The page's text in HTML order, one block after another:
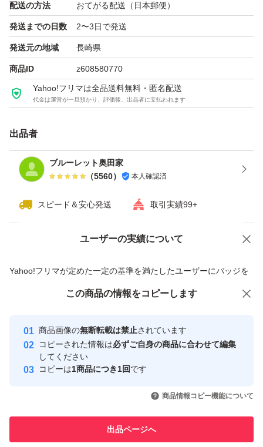
配送の方法 おてがる配送（日本郵便）
発送までの日数 2〜3日で発送
発送元の地域 長崎県
商品ID z608580770
Yahoo!フリマは全品送料無料・匿名配送
代金は運営が一旦預かり、評価後、出品者に支払われます
出品者
ブルーレット奥田家
（5560） 本人確認済
スピード＆安心発送 取引実績99+
ユーザーの実績について
Yahoo!フリマが定めた一定の基準を満たしたユーザーにバッジを
付与しています
安心取引出品者
心・安全なユーザーです
取引実績
引を完了させた実績があります
での取引実績があります
価格の相談 商品への質問
この商品の情報をコピーします
商品画像の無断転載は禁止されています
コピーされた情報は必ずご自身の商品に合わせて編集
してください
コピーは1商品につき1回です
商品情報コピー機能について
出品ページへ
この商品をみている人にオススメ